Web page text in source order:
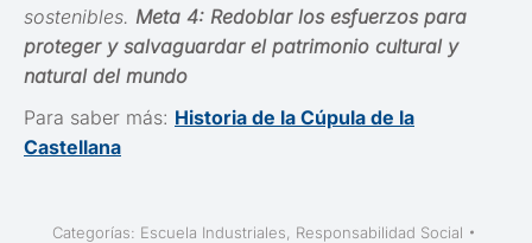
sostenibles. Meta 4: Redoblar los esfuerzos para
proteger y salvaguardar el patrimonio cultural y
natural del mundo
Para saber más: Historia de la Cúpula de la
Castellana
Categorías: Escuela Industriales, Responsabilidad Social